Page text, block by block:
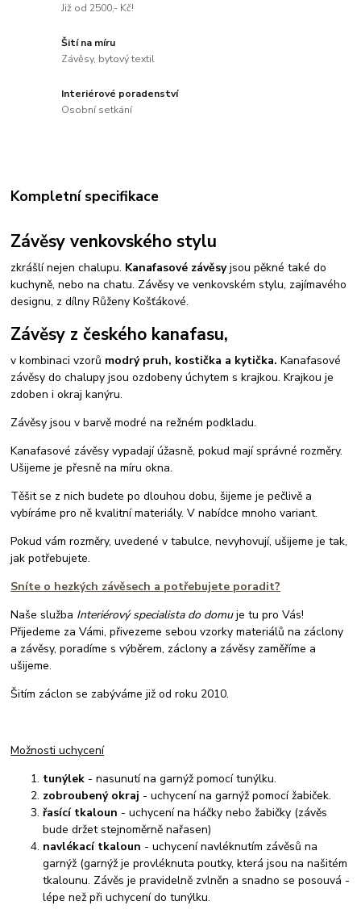
Již od 2500,- Kč!
Šití na míru
Závěsy, bytový textil
Interiérové poradenství
Osobní setkání
Kompletní specifikace
Závěsy venkovského stylu
zkrášlí nejen chalupu. Kanafasové závěsyjsou pěkné také do
kuchyně, nebo na chatu. Závěsy ve venkovském stylu, zajímavého
designu, z dílny Růženy Košťákové.
Závěsy z českého kanafasu,
v kombinaci vzorů modrý pruh, kostička a kytička.Kanafasové
závěsy do chalupy jsou ozdobeny úchytem s krajkou. Krajkou je
zdoben i okraj kanýru.
Závěsy jsou v barvě modré na režném podkladu.
Kanafasové závěsy vypadají úžasně, pokud mají správné rozměry.
Ušijeme je přesně na míru okna.
Těšit se z nich budete po dlouhou dobu, šijeme je pečlivě a
vybíráme pro ně kvalitní materiály. V nabídce mnoho variant.
Pokud vám rozměry, uvedené v tabulce, nevyhovují, ušijeme je tak,
jak potřebujete.
Sníte o hezkých závěsech a potřebujete poradit?
Naše služba Interiérový specialista do domuje tu pro Vás!
Přijedeme za Vámi, přivezeme sebou vzorky materiálů na záclony
a závěsy, poradíme s výběrem, záclony a závěsy zaměříme a
ušijeme.
Šitím záclon se zabýváme již od roku 2010.
Možnosti uchycení
tunýlek - nasunutí na garnýž pomocí tunýlku.
zobroubený okraj - uchycení na garnýž pomocí žabiček.
řasící tkaloun - uchycení na háčky nebo žabičky (závěs
bude držet stejnoměrně nařasen)
navlékací tkaloun - uchycení navléknutím závěsů na
garnýž (garnýž je provléknuta poutky, která jsou na našitém
tkalounu. Závěs je pravidelně zvlněn a snadno se posouvá -
lépe než při uchycení do tunýlku.